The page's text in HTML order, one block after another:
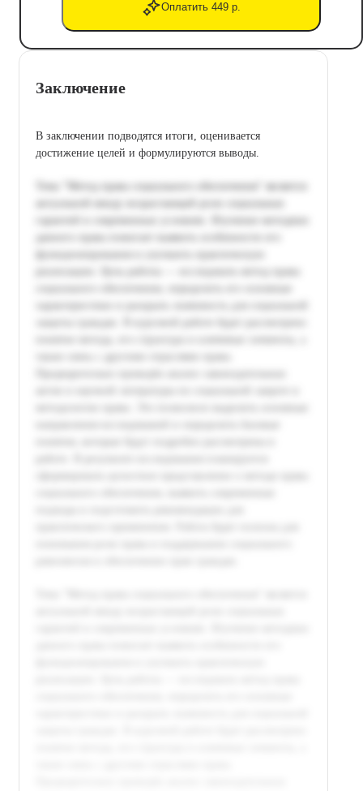
Оплатить 449 р.
Заключение
В заключении подводятся итоги, оценивается
достижение целей и формулируются выводы.